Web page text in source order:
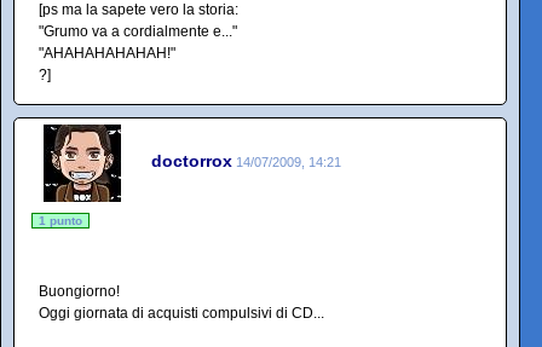
[ps ma la sapete vero la storia:
"Grumo va a cordialmente e..."
"AHAHAHAHAHAH!"
?]
doctorrox 14/07/2009, 14:21
1 punto
Buongiorno!
Oggi giornata di acquisti compulsivi di CD...